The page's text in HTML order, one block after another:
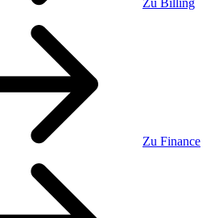
Zu Billing
Zu Finance